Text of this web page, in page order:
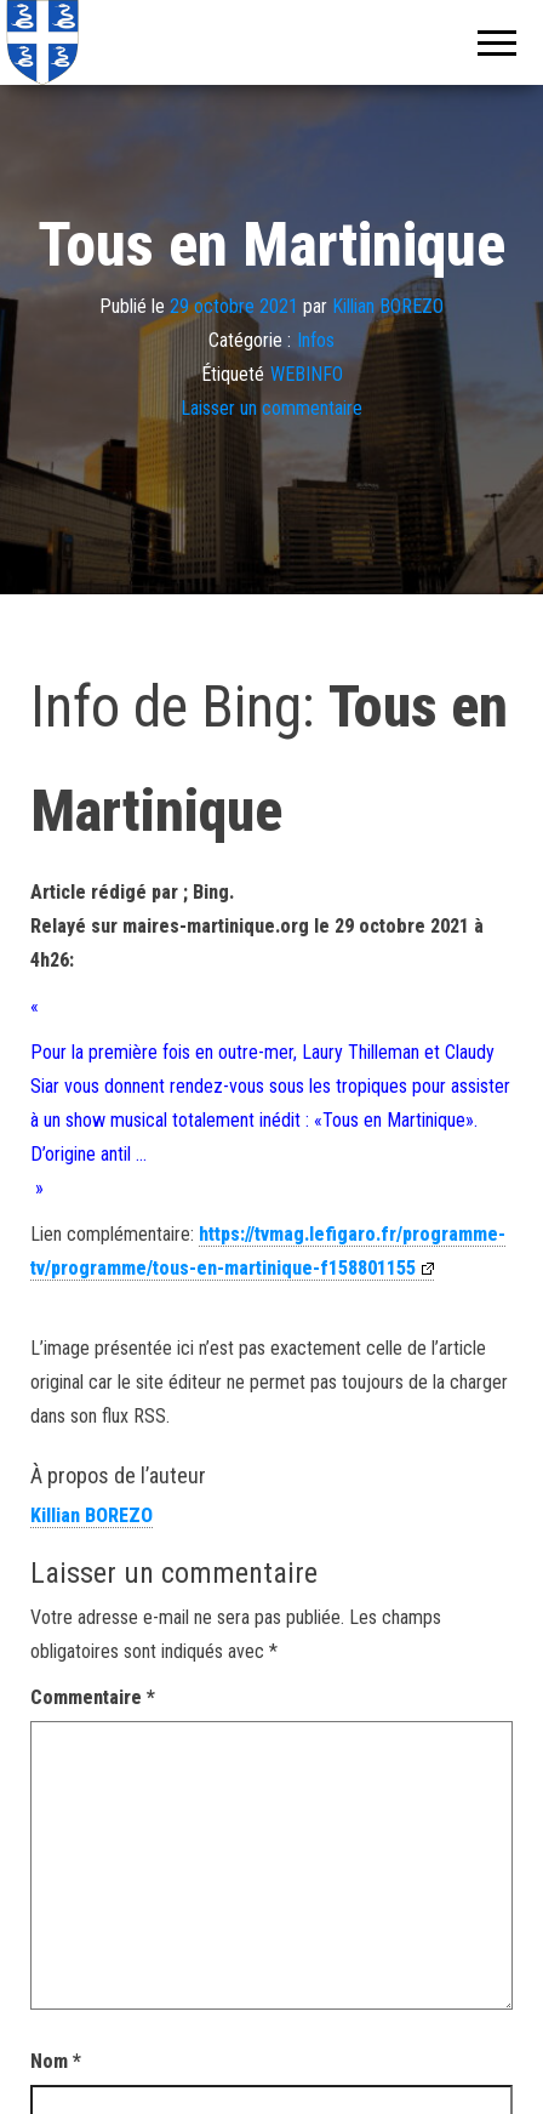
Tous en Martinique
Publié le 29 octobre 2021 par Killian BOREZO
Catégorie : Infos
Étiqueté WEBINFO
Laisser un commentaire
Info de Bing: Tous en
Martinique
Article rédigé par ; Bing.
Relayé sur maires-martinique.org le 29 octobre 2021 à
4h26:
«
Pour la première fois en outre-mer, Laury Thilleman et Claudy
Siar vous donnent rendez-vous sous les tropiques pour assister
à un show musical totalement inédit : «Tous en Martinique».
D’origine antil …
»
Lien complémentaire: https://tvmag.lefigaro.fr/programme-
tv/programme/tous-en-martinique-f158801155
L’image présentée ici n’est pas exactement celle de l’article
original car le site éditeur ne permet pas toujours de la charger
dans son flux RSS.
À propos de l’auteur
Killian BOREZO
Laisser un commentaire
Votre adresse e-mail ne sera pas publiée. Les champs
obligatoires sont indiqués avec *
Commentaire *
Nom *